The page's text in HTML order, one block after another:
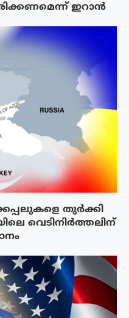
ഇറാൻ
തുർക്കി
വെടിനിർത്തലിന്